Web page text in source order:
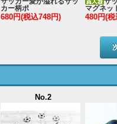
カー柄ポ
680円(税込748円)
マグネッ
480円(
No.2